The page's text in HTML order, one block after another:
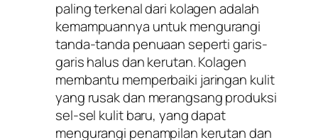
paling terkenal dari kolagen adalah
kemampuannya untuk mengurangi
tanda-tanda penuaan seperti garis-
garis halus dan kerutan. Kolagen
membantu memperbaiki jaringan kulit
yang rusak dan merangsang produksi
sel-sel kulit baru, yang dapat
mengurangi penampilan kerutan dan